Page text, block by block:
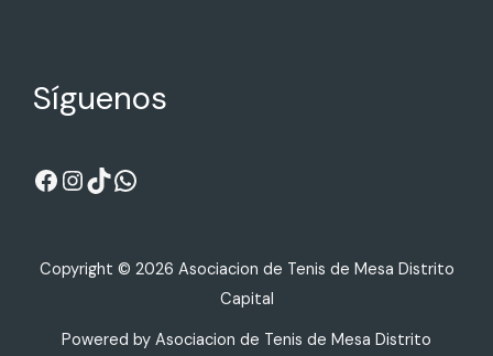
Síguenos
Copyright © 2026 Asociacion de Tenis de Mesa Distrito
Capital
Powered by Asociacion de Tenis de Mesa Distrito